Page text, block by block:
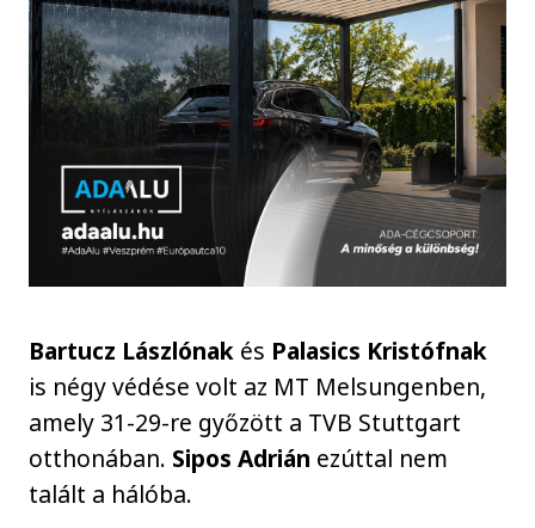
Bartucz Lászlónak és Palasics Kristófnak
is négy védése volt az MT Melsungenben,
amely 31-29-re győzött a TVB Stuttgart
otthonában. Sipos Adrián ezúttal nem
talált a hálóba.